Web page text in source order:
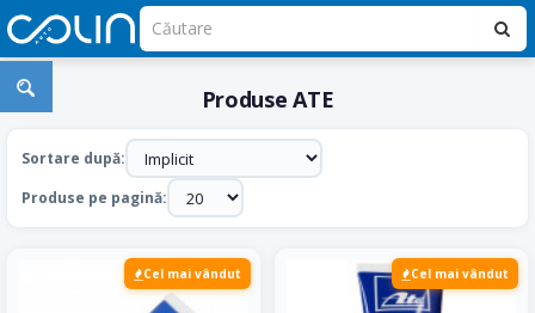
Produse ATE
Sortare după:
Produse pe pagină:
Cel mai vândut Cel mai vândut